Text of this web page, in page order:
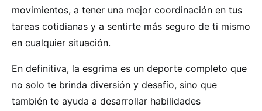
movimientos, a tener una mejor coordinación en tus
tareas cotidianas y a sentirte más seguro de ti mismo
en cualquier situación.
En definitiva, la esgrima es un deporte completo que
no solo te brinda diversión y desafío, sino que
también te ayuda a desarrollar habilidades